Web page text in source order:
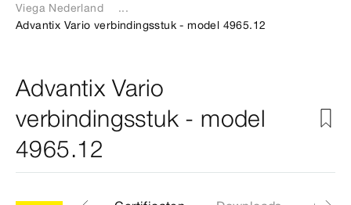
Viega Nederland
...
Advantix Vario verbindingsstuk - model 4965.12
Advantix Vario
verbindingsstuk - model
4965.12